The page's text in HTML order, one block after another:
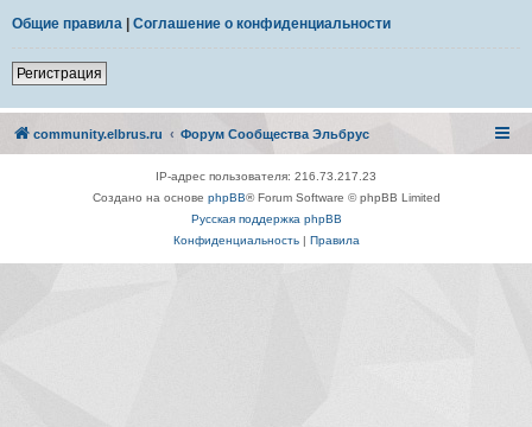
Общие правила | Соглашение о конфиденциальности
Регистрация
community.elbrus.ru Форум Сообщества Эльбрус
IP-адрес пользователя: 216.73.217.23
Создано на основе phpBB® Forum Software © phpBB Limited
Русская поддержка phpBB
Конфиденциальность| Правила